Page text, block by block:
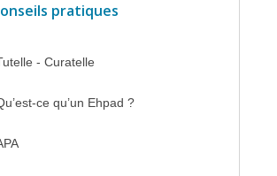
pratiques
- Curatelle
ce qu’un Ehpad ?